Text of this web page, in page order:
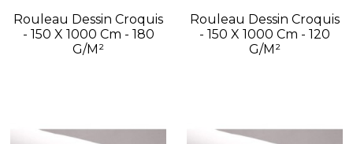
Rouleau Dessin Croquis
- 150 X 1000 Cm - 180
G/m²
Rouleau Dessin Croquis
- 150 X 1000 Cm - 120
G/m²